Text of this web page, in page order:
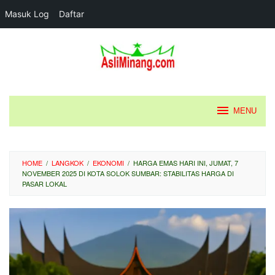
Masuk Log Daftar
MENU
HOME / LANGKOK / EKONOMI / HARGA EMAS HARI INI, JUMAT, 7
NOVEMBER 2025 DI KOTA SOLOK SUMBAR: STABILITAS HARGA DI
PASAR LOKAL